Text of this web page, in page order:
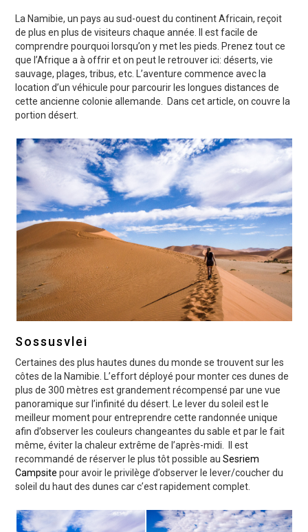
La Namibie, un pays au sud-ouest du continent Africain, reçoit
de plus en plus de visiteurs chaque année. Il est facile de
comprendre pourquoi lorsqu’on y met les pieds. Prenez tout ce
que l’Afrique a à offrir et on peut le retrouver ici: déserts, vie
sauvage, plages, tribus, etc. L’aventure commence avec la
location d’un véhicule pour parcourir les longues distances de
cette ancienne colonie allemande. Dans cet article, on couvre la
portion désert.
Sossusvlei
Certaines des plus hautes dunes du monde se trouvent sur les
côtes de la Namibie. L’effort déployé pour monter ces dunes de
plus de 300 mètres est grandement récompensé par une vue
panoramique sur l’infinité du désert. Le lever du soleil est le
meilleur moment pour entreprendre cette randonnée unique
afin d’observer les couleurs changeantes du sable et par le fait
même, éviter la chaleur extrême de l’après-midi. Il est
recommandé de réserver le plus tôt possible auSesriem
Campsite pour avoir le privilège d’observer le lever/coucher du
soleil du haut des dunes car c’est rapidement complet.